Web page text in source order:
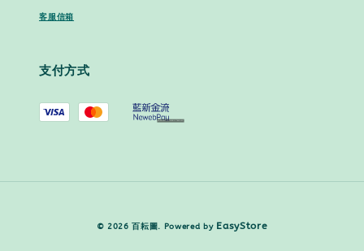
客服信箱
支付方式
© 2026 百耘圖. Powered by EasyStore